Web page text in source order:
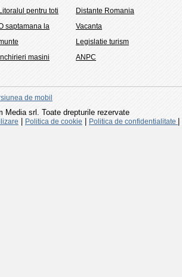
Litoralul pentru toti
saptamana la
Inchirieri masini
Distante Romania
Vacanta
Legislatie turism
ANPC
de mobil
Media srl. Toate drepturile rezervate
Politica de cookie Politica de confidentialitate